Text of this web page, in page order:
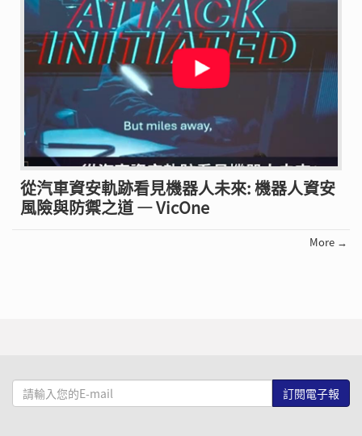
從汽車資安軌跡看見機器人未來: 機器人資安
風險與防禦之道 — VicOne
More →
請
輸